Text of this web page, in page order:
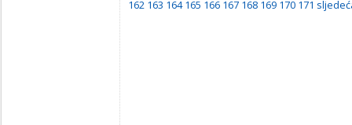
162 163 164 165 166 167 168 169 170 171